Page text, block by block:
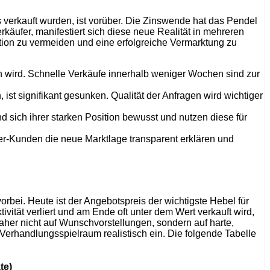
wurden, ist vorüber. Die Zinswende hat das Pendel
manifestiert sich diese neue Realität in mehreren
zu vermeiden und eine erfolgreiche Vermarktung zu
Schnelle Verkäufe innerhalb weniger Wochen sind zur
signifikant gesunken. Qualität der Anfragen wird wichtiger
sich ihrer starken Position bewusst und nutzen diese für
Kunden die neue Marktlage transparent erklären und
Heute ist der Angebotspreis der wichtigste Hebel für
verliert und am Ende oft unter dem Wert verkauft wird,
nicht auf Wunschvorstellungen, sondern auf harte,
realistisch ein. Die folgende Tabelle